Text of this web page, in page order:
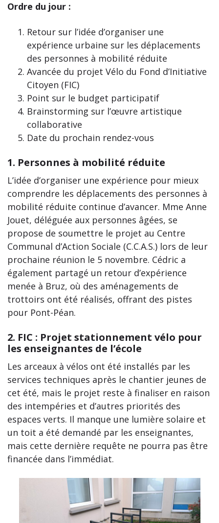
Ordre du jour :
Retour sur l’idée d’organiser une
expérience urbaine sur les déplacements
des personnes à mobilité réduite
Avancée du projet Vélo du Fond d’Initiative
Citoyen (FIC)
Point sur le budget participatif
Brainstorming sur l’œuvre artistique
collaborative
Date du prochain rendez-vous
1. Personnes à mobilité réduite
L’idée d’organiser une expérience pour mieux
comprendre les déplacements des personnes à
mobilité réduite continue d’avancer. Mme Anne
Jouet, déléguée aux personnes âgées, se
propose de soumettre le projet au Centre
Communal d’Action Sociale (C.C.A.S.) lors de leur
prochaine réunion le 5 novembre. Cédric a
également partagé un retour d’expérience
menée à Bruz, où des aménagements de
trottoirs ont été réalisés, offrant des pistes
pour Pont-Péan.
2. FIC : Projet stationnement vélo pour
les enseignantes de l’école
Les arceaux à vélos ont été installés par les
services techniques après le chantier jeunes de
cet été, mais le projet reste à finaliser en raison
des intempéries et d’autres priorités des
espaces verts. Il manque une lumière solaire et
un toit a été demandé par les enseignantes,
mais cette dernière requête ne pourra pas être
financée dans l’immédiat.